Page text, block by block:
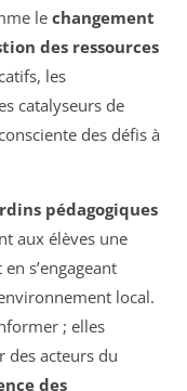
le changement
des ressources
les
catalyseurs de
des défis à
pédagogiques
aux élèves une
s’engageant
local.
; elles
des acteurs du
des